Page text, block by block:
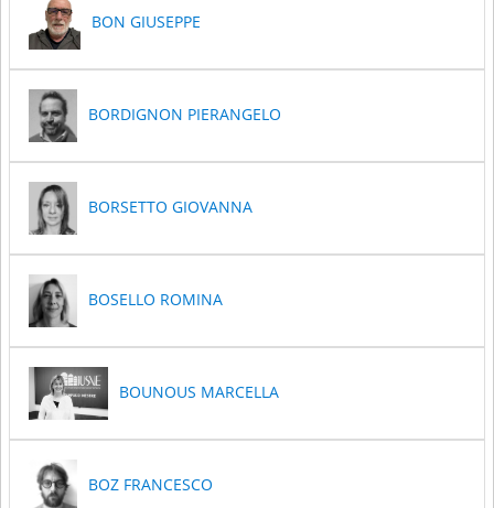
BON GIUSEPPE
BORDIGNON PIERANGELO
BORSETTO GIOVANNA
BOSELLO ROMINA
BOUNOUS MARCELLA
BOZ FRANCESCO